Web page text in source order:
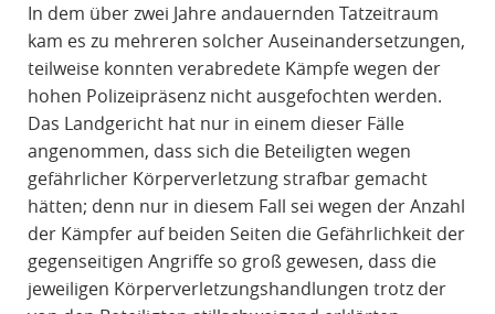
In dem über zwei Jahre andauernden Tatzeitraum
kam es zu mehreren solcher Auseinandersetzungen,
teilweise konnten verabredete Kämpfe wegen der
hohen Polizeipräsenz nicht ausgefochten werden.
Das Landgericht hat nur in einem dieser Fälle
angenommen, dass sich die Beteiligten wegen
gefährlicher Körperverletzung strafbar gemacht
hätten; denn nur in diesem Fall sei wegen der Anzahl
der Kämpfer auf beiden Seiten die Gefährlichkeit der
gegenseitigen Angriffe so groß gewesen, dass die
jeweiligen Körperverletzungshandlungen trotz der